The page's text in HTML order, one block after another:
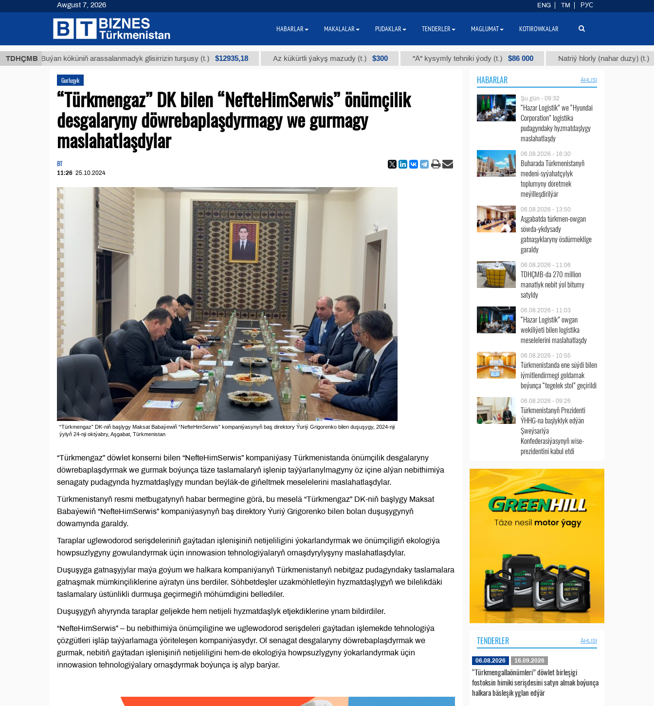
TDHÇMB
Buýan köküniň arassalanmadyk glisirrizin turşusy (t.) $12935,18 Az kükürtli ýakyş mazudy (t.) $300 "А" kysymly tehniki ýody (t.) $86 000 Natriý hlorly (nahar duzy) (t.) $40
Gurluşyk
“Türkmengaz” DK bilen “NefteHimSerwis” önümçilik
desgalaryny döwrebaplaşdyrmagy we gurmagy
maslahatlaşdylar
BT
11:26 25.10.2024
“Türkmengaz” DK-niň başlygy Maksat Babaýewiň “NefteHimSerwis” kompaniýasynyň baş direktory Ýuriý Grigorenko bilen duşuşygy, 2024-nji
ýylyň 24-nji oktýabry, Aşgabat, Türkmenistan
“Türkmengaz” döwlet konserni bilen “NefteHimSerwis” kompaniýasy Türkmenistanda önümçilik desgalaryny
döwrebaplaşdyrmak we gurmak boýunça täze taslamalaryň işlenip taýýarlanylmagyny öz içine alýan nebithimiýa
senagaty pudagynda hyzmatdaşlygy mundan beýläk-de giňeltmek meselelerini maslahatlaşdylar.
Türkmenistanyň resmi metbugatynyň habar bermegine görä, bu meselä “Türkmengaz” DK-niň başlygy Maksat
Babaýewiň “NefteHimSerwis” kompaniýasynyň baş direktory Ýuriý Grigorenko bilen bolan duşuşygynyň
dowamynda garaldy.
Taraplar uglewodorod serişdeleriniň gaýtadan işlenişiniň netijeliligini ýokarlandyrmak we önümçiligiň ekologiýa
howpsuzlygyny gowulandyrmak üçin innowasion tehnologiýalaryň ornaşdyrylyşyny maslahatlaşdylar.
Duşuşyga gatnaşyjylar maýa goýum we halkara kompaniýanyň Türkmenistanyň nebitgaz pudagyndaky taslamalara
gatnaşmak mümkinçiliklerine aýratyn üns berdiler. Söhbetdeşler uzakmöhletleýin hyzmatdaşlygyň we bilelikdäki
taslamalary üstünlikli durmuşa geçirmegiň möhümdigini bellediler.
Duşuşygyň ahyrynda taraplar geljekde hem netijeli hyzmatdaşlyk etjekdiklerine ynam bildirdiler.
“NefteHimSerwis” – bu nebithimiýa önümçiligine we uglewodorod serişdeleri gaýtadan işlemekde tehnologiýa
çözgütleri işläp taýýarlamaga ýöriteleşen kompaniýasydyr. Ol senagat desgalaryny döwrebaplaşdyrmak we
gurmak, nebitiň gaýtadan işlenişiniň netijeliligini hem-de ekologiýa howpsuzlygyny ýokarlandyrmak üçin
innowasion tehnologiýalary ornaşdyrmak boýunça iş alyp barýar.
HABARLAR ÄHLISI
Şu gün - 09:32
“Hazar Logistik” we “Hyundai
Corporation” logistika
pudagyndaky hyzmatdaşlygy
maslahatlaşdy
06.08.2026 - 16:30
Buharada Türkmenistanyň
medeni-syýahatçylyk
toplumyny döretmek
meýilleşdirilýär
06.08.2026 - 13:50
Aşgabatda türkmen-owgan
söwda-ykdysady
gatnaşyklaryny ösdürmeklige
garaldy
06.08.2026 - 11:06
TDHÇMB-da 270 million
manatlyk nebit ýol bitumy
satyldy
06.08.2026 - 11:03
“Hazar Logistik” owgan
wekiliýeti bilen logistika
meselelerini maslahatlaşdy
06.08.2026 - 10:55
Türkmenistanda ene süýdi bilen
iýmitlendirmegi goldamak
boýunça “tegelek stol” geçirildi
06.08.2026 - 09:26
Türkmenistanyň Prezidenti
ÝHHG-na başlyklyk edýän
Şweýsariýa
Konfederasiýasynyň wise-
prezidentini kabul etdi
TENDERLER ÄHLISI
06.08.2026 16.09.2026
“Türkmengallaönümleri” döwlet birleşigi
fostoksin himiki serişdesini satyn almak boýunça
halkara bäsleşik yglan edýär
Awgust 7, 2026 ENG TM РУС
HABARLAR MAKALALAR PUDAKLAR TENDERLER MAGLUMAT KOTIROWKALAR